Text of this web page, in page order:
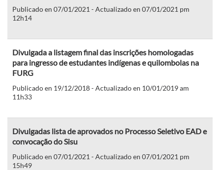
Publicado en 07/01/2021 - Actualizado en 07/01/2021 pm
12h14
Divulgada a listagem final das inscrições homologadas
para ingresso de estudantes indígenas e quilombolas na
FURG
Publicado en 19/12/2018 - Actualizado en 10/01/2019 am
11h33
Divulgadas lista de aprovados no Processo Seletivo EAD e
convocação do Sisu
Publicado en 07/01/2021 - Actualizado en 07/01/2021 pm
15h49